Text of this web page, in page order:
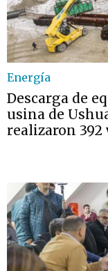
Energía
Descarga de
usina de
realizaron 392